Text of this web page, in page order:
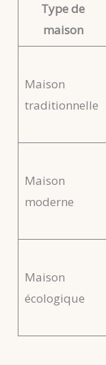
Type de
maison
Maison
traditionnelle
Maison
moderne
Maison
écologique